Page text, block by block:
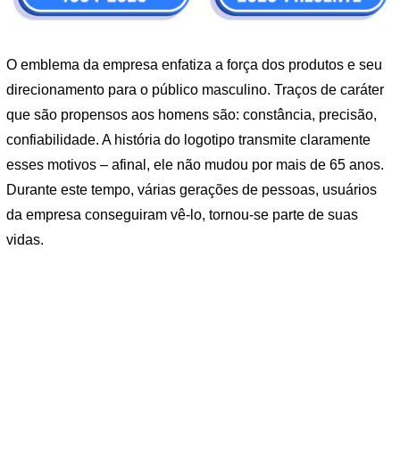
O emblema da empresa enfatiza a força dos produtos e seu
direcionamento para o público masculino. Traços de caráter
que são propensos aos homens são: constância, precisão,
confiabilidade. A história do logotipo transmite claramente
esses motivos – afinal, ele não mudou por mais de 65 anos.
Durante este tempo, várias gerações de pessoas, usuários
da empresa conseguiram vê-lo, tornou-se parte de suas
vidas.